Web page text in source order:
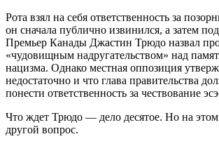
Рота взял на себя ответственность за
он сначала публично извинился, а затем
Премьер Канады Джастин Трюдо назвал
«чудовищным надругательством» над
нацизма. Однако местная оппозиция
недостаточно и что глава правительства
понести ответственность за чествование
Что ждет Трюдо — дело десятое. Но на
другой вопрос.